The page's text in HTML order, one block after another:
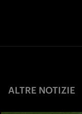
ALTRE NOTIZIE